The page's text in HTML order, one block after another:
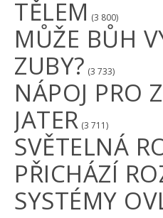
TĚLEM (3 800)
MŮŽE BŮH
ZUBY? (3 733)
NÁPOJ PRO
JATER (3 711)
SVĚTELNÁ
PŘICHÁZÍ
SYSTÉMY